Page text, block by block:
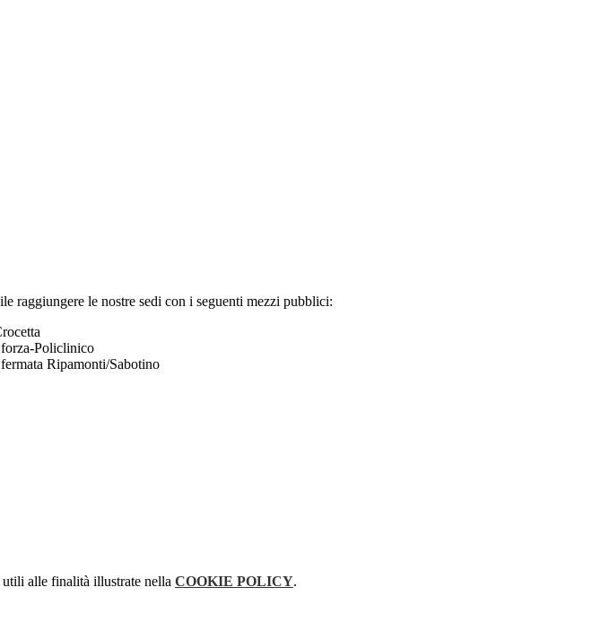
raggiungere le nostre sedi con i seguenti mezzi pubblici:
Policlinico
Ripamonti/Sabotino
alle finalità illustrate nella COOKIE POLICY.